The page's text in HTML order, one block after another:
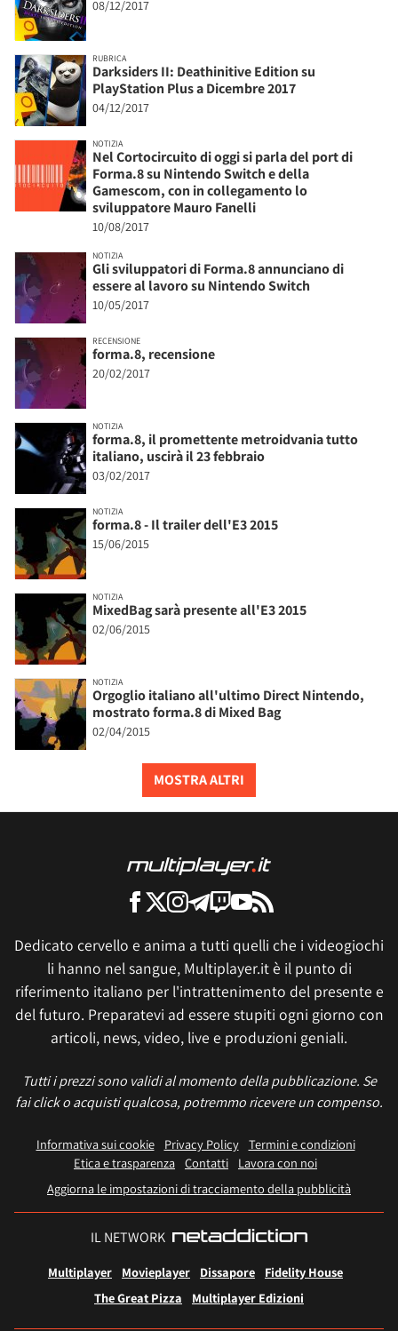
08/12/2017
RUBRICA
Darksiders II: Deathinitive Edition su
PlayStation Plus a Dicembre 2017
04/12/2017
NOTIZIA
Nel Cortocircuito di oggi si parla del port di
Forma.8 su Nintendo Switch e della
Gamescom, con in collegamento lo
sviluppatore Mauro Fanelli
10/08/2017
NOTIZIA
Gli sviluppatori di Forma.8 annunciano di
essere al lavoro su Nintendo Switch
10/05/2017
RECENSIONE
forma.8, recensione
20/02/2017
NOTIZIA
forma.8, il promettente metroidvania tutto
italiano, uscirà il 23 febbraio
03/02/2017
NOTIZIA
forma.8 - Il trailer dell'E3 2015
15/06/2015
NOTIZIA
MixedBag sarà presente all'E3 2015
02/06/2015
NOTIZIA
Orgoglio italiano all'ultimo Direct Nintendo,
mostrato forma.8 di Mixed Bag
02/04/2015
MOSTRA ALTRI
Dedicato cervello e anima a tutti quelli che i videogiochi
li hanno nel sangue, Multiplayer.it è il punto di
riferimento italiano per l'intrattenimento del presente e
del futuro. Preparatevi ad essere stupiti ogni giorno con
articoli, news, video, live e produzioni geniali.
Tutti i prezzi sono validi al momento della pubblicazione. Se
fai click o acquisti qualcosa, potremmo ricevere un compenso.
Informativa sui cookie Privacy Policy
Termini e condizioni
Etica e trasparenza Contatti
Lavora con noi
Aggiorna le impostazioni di tracciamento della pubblicità
IL NETWORK
Multiplayer Movieplayer Dissapore
Fidelity House
The Great Pizza
Multiplayer Edizioni